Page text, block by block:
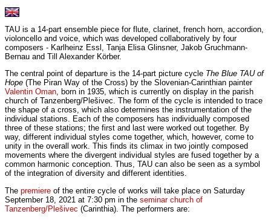
TAU is a 14-part ensemble piece for flute, clarinet, french horn, accordion,
violoncello and voice, which was developed collaboratively by four
composers - Karlheinz Essl, Tanja Elisa Glinsner, Jakob Gruchmann-
Bernau and Till Alexander Körber.
The central point of departure is the 14-part picture cycle The Blue TAU of
Hope (The Piran Way of the Cross) by the Slovenian-Carinthian painter
Valentin Oman, born in 1935, which is currently on display in the parish
church of Tanzenberg/Plešivec. The form of the cycle is intended to trace
the shape of a cross, which also determines the instrumentation of the
individual stations. Each of the composers has individually composed
three of these stations; the first and last were worked out together. By
way, different individual styles come together, which, however, come to
unity in the overall work. This finds its climax in two jointly composed
movements where the divergent individual styles are fused together by a
common harmonic conception. Thus, TAU can also be seen as a symbol
of the integration of diversity and different identities.
The premiere of the entire cycle of works will take place on Saturday
September 18, 2021 at 7:30 pm in the seminar church of
Tanzenberg/Plešivec (Carinthia). The performers are: